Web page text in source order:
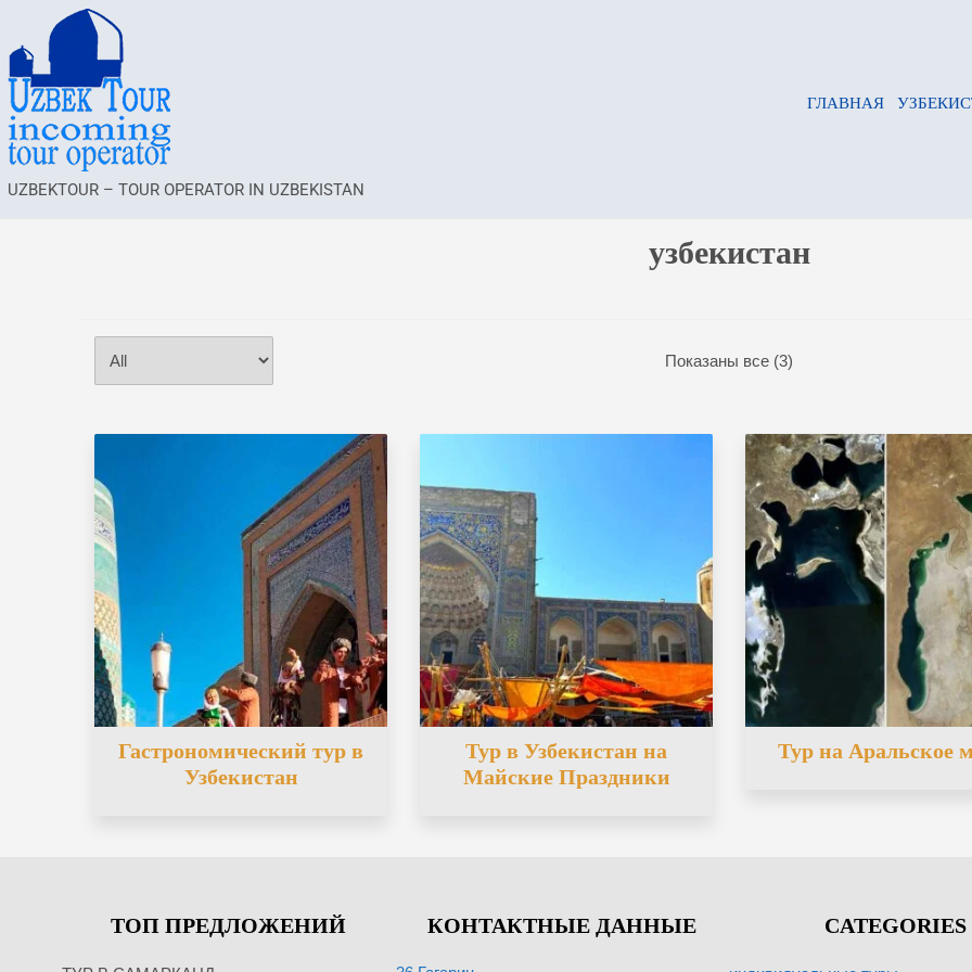
UZBEKTOUR – TOUR OPERATOR IN UZBEKISTAN
ГЛАВНАЯ
узбекистан
Показаны все (3)
Гастрономический тур в
Узбекистан
Тур в Узбекистан на
Майские Праздники
Тур на Аральское
ТОП ПРЕДЛОЖЕНИЙ КОНТАКТНЫЕ ДАННЫЕ CATEGORIES